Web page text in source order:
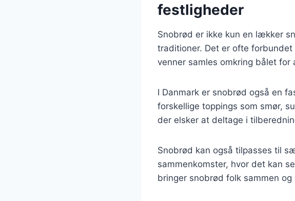
festligheder
Snobrød er ikke kun en lækker
traditioner. Det er ofte
venner samles omkring bålet
I Danmark er snobrød også en
forskellige toppings som smør,
der elsker at deltage i
Snobrød kan også tilpasses til
sammenkomster, hvor det kan
bringer snobrød folk sammen